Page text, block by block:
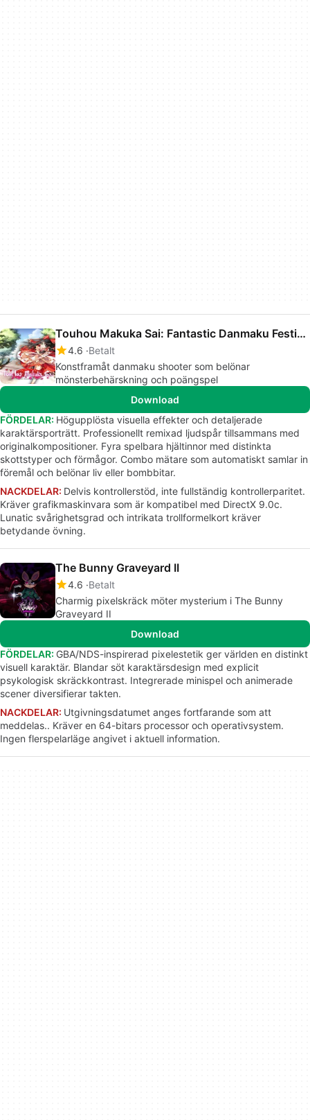
Touhou Makuka Sai: Fantastic Danmaku Festival
4.6 Betalt
Konstframåt danmaku shooter som belönar
mönsterbehärskning och poängspel
Download
FÖRDELAR: Högupplösta visuella effekter och detaljerade
karaktärsporträtt. Professionellt remixad ljudspår tillsammans med
originalkompositioner. Fyra spelbara hjältinnor med distinkta
skottstyper och förmågor. Combo mätare som automatiskt samlar in
föremål och belönar liv eller bombbitar.
NACKDELAR: Delvis kontrollerstöd, inte fullständig kontrollerparitet.
Kräver grafikmaskinvara som är kompatibel med DirectX 9.0c.
Lunatic svårighetsgrad och intrikata trollformelkort kräver
betydande övning.
The Bunny Graveyard II
4.6 Betalt
Charmig pixelskräck möter mysterium i The Bunny
Graveyard II
Download
FÖRDELAR: GBA/NDS-inspirerad pixelestetik ger världen en distinkt
visuell karaktär. Blandar söt karaktärsdesign med explicit
psykologisk skräckkontrast. Integrerade minispel och animerade
scener diversifierar takten.
NACKDELAR: Utgivningsdatumet anges fortfarande som att
meddelas.. Kräver en 64-bitars processor och operativsystem.
Ingen flerspelarläge angivet i aktuell information.